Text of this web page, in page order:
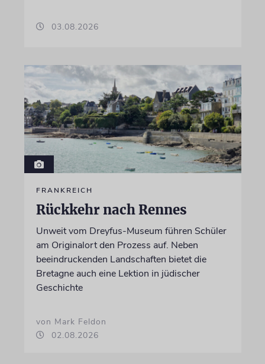
03.08.2026
FRANKREICH
Rückkehr nach Rennes
Unweit vom Dreyfus-Museum führen Schüler
am Originalort den Prozess auf. Neben
beeindruckenden Landschaften bietet die
Bretagne auch eine Lektion in jüdischer
Geschichte
von Mark Feldon
02.08.2026